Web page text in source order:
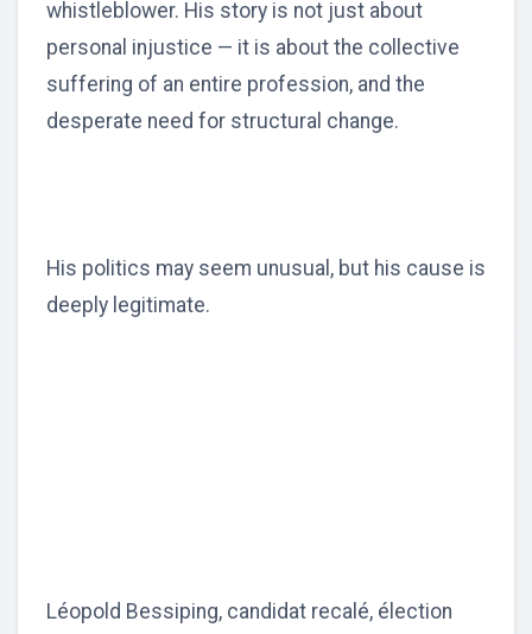
whistleblower. His story is not just about
personal injustice — it is about the collective
suffering of an entire profession, and the
desperate need for structural change.
His politics may seem unusual, but his cause is
deeply legitimate.
Léopold Bessiping, candidat recalé, élection